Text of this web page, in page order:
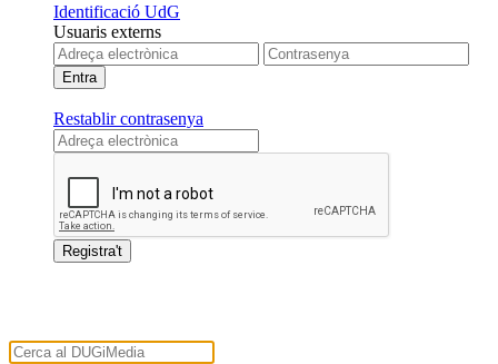
Identificació UdG
Usuaris externs
Restablir contrasenya